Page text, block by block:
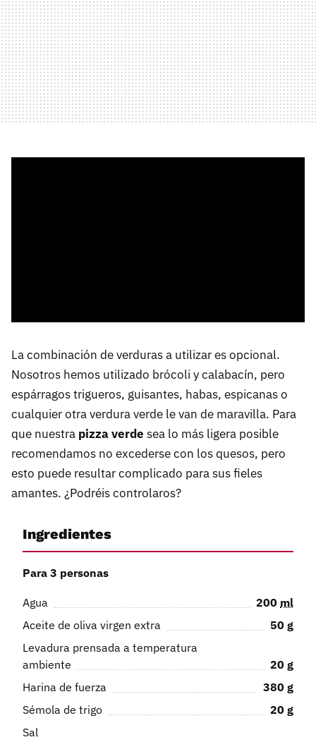
La combinación de verduras a utilizar es opcional.
Nosotros hemos utilizado brócoli y calabacín, pero
espárragos trigueros, guisantes, habas, espicanas o
cualquier otra verdura verde le van de maravilla. Para
que nuestra pizza verde sea lo más ligera posible
recomendamos no excederse con los quesos, pero
esto puede resultar complicado para sus fieles
amantes. ¿Podréis controlaros?
Ingredientes
Para 3 personas
Agua 200 ml
Aceite de oliva virgen extra
50 g
Levadura prensada a temperatura
ambiente
20 g
Harina de fuerza
380 g
Sémola de trigo
20 g
Sal